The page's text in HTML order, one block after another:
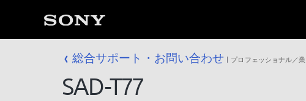
総合サポート・お問い合わせ プロフェッショナル／
SAD-T77